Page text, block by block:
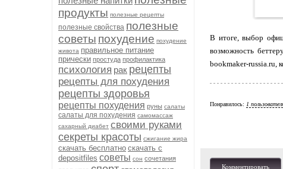
продукты полезные рецепты
полезные свойства полезные
советы похудение похудение
живота правильное питание
прически простуда профилактика
психология рак рецепты
рецепты для похудения
рецепты здоровья
рецепты похудения руны салаты
салаты для похудения самомассаж
сахарный диабет своими руками
секреты красоты сжигание жира
скачать бесплатно скачать с
depositfiles советы сон сочетания
В итоге, выбор
возможность
bookmaker-russia.ru,
Понравилось: 1
Комментировать